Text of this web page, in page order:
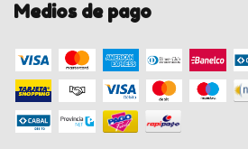
Medios de pago